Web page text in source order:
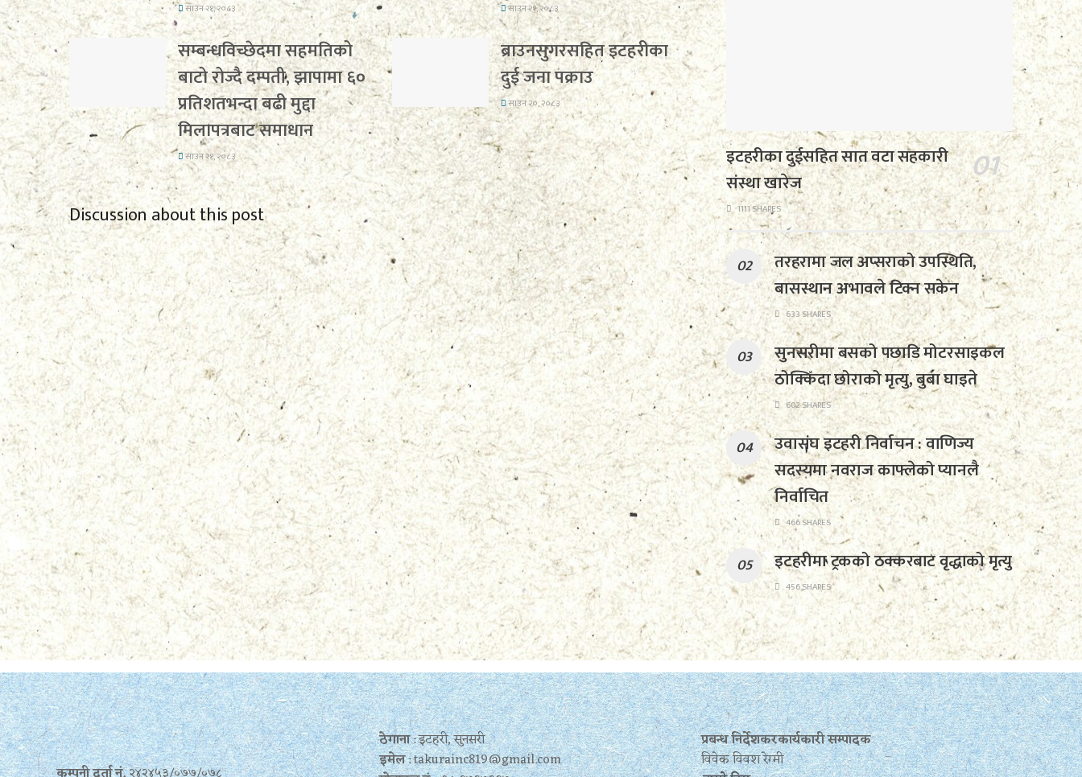
साउन २१, २०८३ साउन २१, २०८३
सम्बन्धविच्छेदमा सहमतिको
बाटो रोज्दै दम्पती, झापामा ६०
प्रतिशतभन्दा बढी मुद्दा
मिलापत्रबाट समाधान
साउन २१, २०८३
ब्राउनसुगरसहित इटहरीका
दुई जना पक्राउ
साउन २०, २०८३
Discussion about this post
इटहरीका दुईसहित सात वटा सहकारी
संस्था खारेज
1111 SHARES
तरहरामा जल अप्सराको उपस्थिति,
बासस्थान अभावले टिक्न सकेन
633 SHARES
सुनसरीमा बसको पछाडि मोटरसाइकल
ठोक्किँदा छोराको मृत्यु, बुबा घाइते
602 SHARES
उवासंघ इटहरी निर्वाचन : वाणिज्य
सदस्यमा नवराज काफ्लेको प्यानलै
निर्वाचित
466 SHARES
इटहरीमा ट्रकको ठक्करबाट वृद्धाको मृत्यु
456 SHARES
ठेगाना: इटहरी, सुनसरी
इमेल: takurainc819@gmail.com
प्रबन्ध निर्देशकरकार्यकारी सम्पादक
विवेक विवश रेग्मी